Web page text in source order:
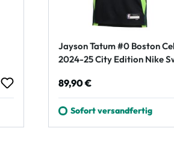
Jayson Tatum #0 Boston
2024-25 City Edition Nike
Regulärer Preis:
89,90 €
Sofort versandfertig